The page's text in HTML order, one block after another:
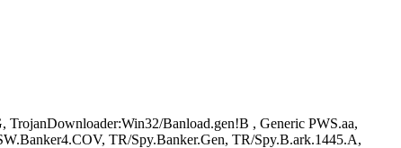
Banload.gen!B , Generic PWS.aa,
TR/Spy.Banker.Gen, TR/Spy.B.ark.1445.A,